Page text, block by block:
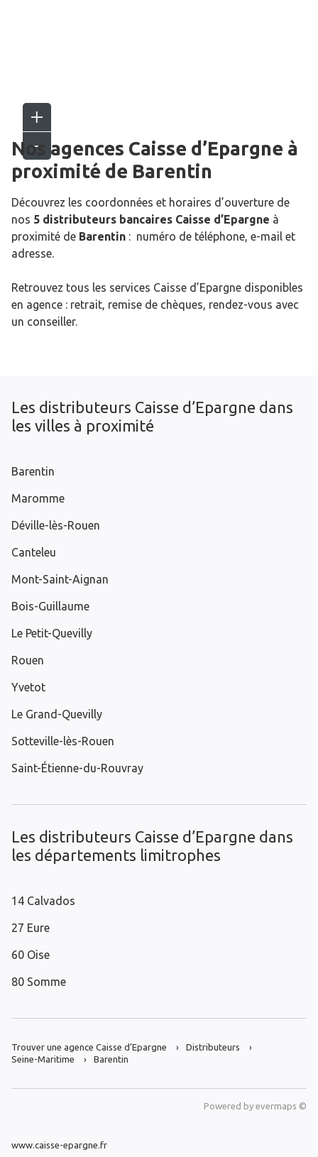
Nos agences Caisse d’Epargne à
proximité de Barentin
Découvrez les coordonnées et horaires d’ouverture de
nos 5 distributeurs bancaires Caisse d’Epargne à
proximité de Barentin : numéro de téléphone, e-mail et
adresse.
Retrouvez tous les services Caisse d’Epargne disponibles
en agence : retrait, remise de chèques, rendez-vous avec
un conseiller.
Les distributeurs Caisse d’Epargne dans
les villes à proximité
Barentin
Maromme
Déville-lès-Rouen
Canteleu
Mont-Saint-Aignan
Bois-Guillaume
Le Petit-Quevilly
Rouen
Yvetot
Le Grand-Quevilly
Sotteville-lès-Rouen
Saint-Étienne-du-Rouvray
Les distributeurs Caisse d’Epargne dans
les départements limitrophes
14 Calvados
27 Eure
60 Oise
80 Somme
Trouver une agence Caisse d’Epargne
Distributeurs
Seine-Maritime
Barentin
Powered by evermaps ©
www.caisse-epargne.fr